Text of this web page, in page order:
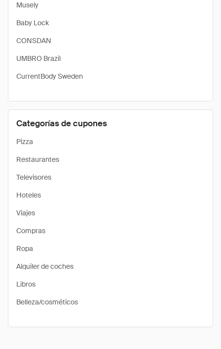
Musely
Baby Lock
CONSDAN
UMBRO Brazil
CurrentBody Sweden
Categorías de cupones
Pizza
Restaurantes
Televisores
Hoteles
Viajes
Compras
Ropa
Alquiler de coches
Libros
Belleza/cosméticos